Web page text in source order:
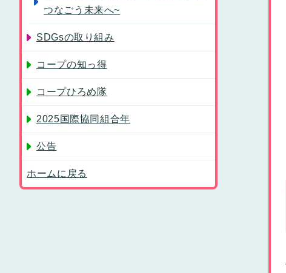
つなごう未来へ~
SDGsの取り組み
コープの知っ得
コープひろめ隊
2025国際協同組合年
公告
ホームに戻る